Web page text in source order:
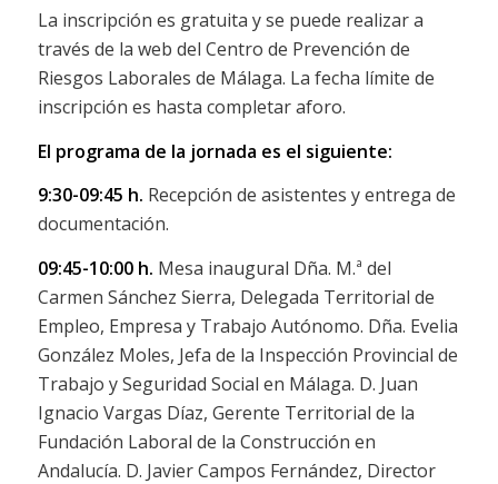
La inscripción es gratuita y se puede realizar a
través de la web del Centro de Prevención de
Riesgos Laborales de Málaga. La fecha límite de
inscripción es hasta completar aforo.
El programa de la jornada es el siguiente:
9:30-09:45 h. Recepción de asistentes y entrega de
documentación.
09:45-10:00 h. Mesa inaugural Dña. M.ª del
Carmen Sánchez Sierra, Delegada Territorial de
Empleo, Empresa y Trabajo Autónomo. Dña. Evelia
González Moles, Jefa de la Inspección Provincial de
Trabajo y Seguridad Social en Málaga. D. Juan
Ignacio Vargas Díaz, Gerente Territorial de la
Fundación Laboral de la Construcción en
Andalucía. D. Javier Campos Fernández, Director